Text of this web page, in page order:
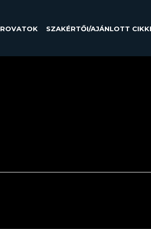
ROVATOK SZAKÉRTŐI/AJÁNLOTT